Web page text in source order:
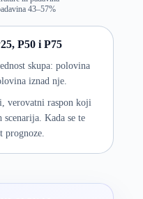
43–57%
P50 i P75
skupa: polovina
iznad nje.
verovatni raspon koji
Kada se te
prognoze.